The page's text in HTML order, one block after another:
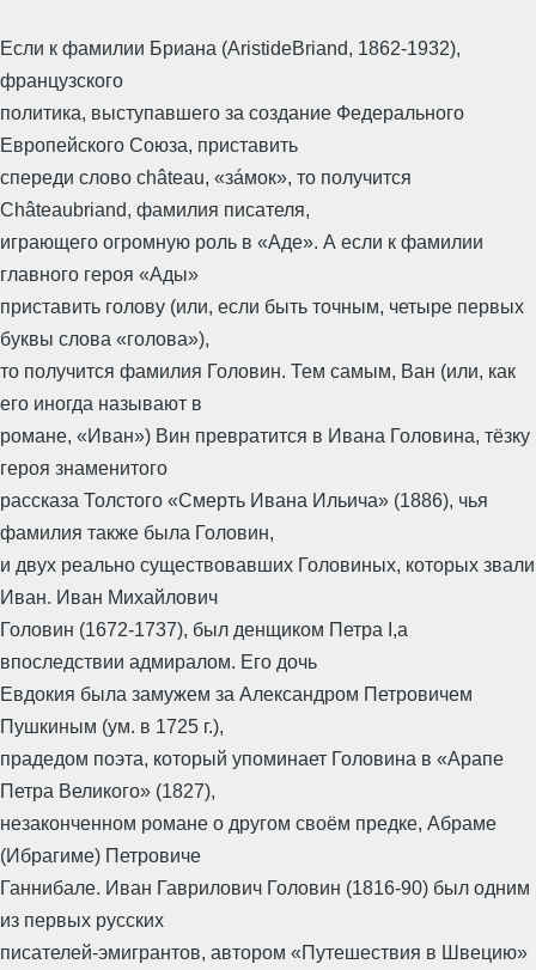
Если к фамилии Бриана (AristideBriand, 1862-1932),
французского
политика, выступавшего за создание Федерального
Европейского Союза, приставить
спереди слово château, «зáмок», то получится
Châteaubriand, фамилия писателя,
играющего огромную роль в «Аде». А если к фамилии
главного героя «Ады»
приставить голову (или, если быть точным, четыре первых
буквы слова «голова»),
то получится фамилия Головин. Тем самым, Ван (или, как
его иногда называют в
романе, «Иван») Вин превратится в Ивана Головина, тёзку
героя знаменитого
рассказа Толстого «Смерть Ивана Ильича» (1886), чья
фамилия также была Головин,
и двух реально существовавших Головиных, которых звали
Иван. Иван Михайлович
Головин (1672-1737), был денщиком Петра I,а
впоследствии адмиралом. Его дочь
Евдокия была замужем за Александром Петровичем
Пушкиным (ум. в 1725 г.),
прадедом поэта, который упоминает Головина в «Арапе
Петра Великого» (1827),
незаконченном романе о другом своём предке, Абраме
(Ибрагиме) Петровиче
Ганнибале. Иван Гаврилович Головин (1816-90) был одним
из первых русских
писателей-эмигрантов, автором «Путешествия в Швецию»